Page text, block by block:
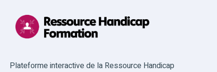
Plateforme interactive de la Ressource Handicap